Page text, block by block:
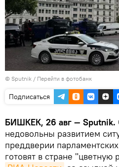
© Sputnik / Перейти в фотобанк
Подписаться
БИШКЕК, 26 авг — Sputnik.
недовольны развитием
преддверии
готовят в стране